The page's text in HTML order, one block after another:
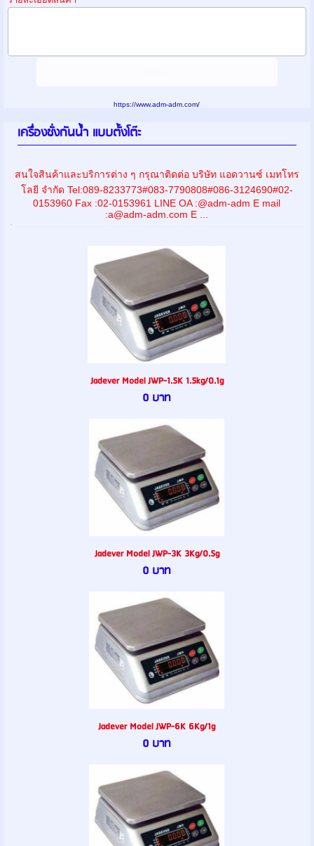
https://www.adm-adm.com/
เครื่องชั่งกันน้ำ แบบตั้งโต๊ะ
สนใจสินค้าและบริการต่าง ๆ กรุณาติดต่อ บริษัท แอดวานซ์ เมทโทร
โลยี จำกัด Tel:089-8233773#083-7790808#086-3124690#02-
0153960 Fax :02-0153961 LINE OA :@adm-adm E mail
:a@adm-adm.com E ...
Jadever Model JWP-1.5K 1.5kg/0.1g
0 บาท
Jadever Model JWP-3K 3Kg/0.5g
0 บาท
Jadever Model JWP-6K 6Kg/1g
0 บาท